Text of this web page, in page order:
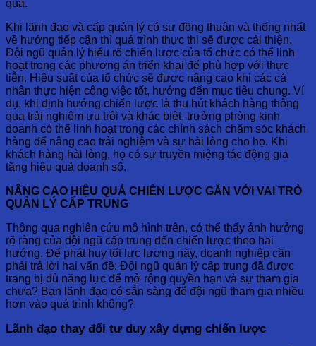
quả.
Khi lãnh đạo và cấp quản lý có sự đồng thuận và thống nhất
về hướng tiếp cận thì quá trình thực thi sẽ được cải thiện.
Đội ngũ quản lý hiểu rõ chiến lược của tổ chức có thể linh
hoạt trong các phương án triển khai để phù hợp với thực
tiễn. Hiệu suất của tổ chức sẽ được nâng cao khi các cá
nhân thực hiện công việc tốt, hướng đến mục tiêu chung. Ví
dụ, khi định hướng chiến lược là thu hút khách hàng thông
qua trải nghiệm ưu trội và khác biệt, trưởng phòng kinh
doanh có thể linh hoạt trong các chính sách chăm sóc khách
hàng để nâng cao trải nghiệm và sự hài lòng cho họ. Khi
khách hàng hài lòng, họ có sự truyền miệng tác động gia
tăng hiệu quả doanh số.
NÂNG CAO HIỆU QUẢ CHIẾN LƯỢC GẮN VỚI VAI TRÒ
QUẢN LÝ CẤP TRUNG
Thông qua nghiên cứu mô hình trên, có thể thấy ảnh hưởng
rõ ràng của đội ngũ cấp trung đến chiến lược theo hai
hướng. Để phát huy tốt lực lượng này, doanh nghiệp cần
phải trả lời hai vấn đề: Đội ngũ quản lý cấp trung đã được
trang bị đủ năng lực để mở rộng quyền hạn và sự tham gia
chưa? Ban lãnh đạo có sẵn sàng để đội ngũ tham gia nhiều
hơn vào quá trình không?
Lãnh đạo thay đổi tư duy xây dựng chiến lược